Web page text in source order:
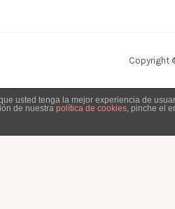
Copyright
usted tenga la mejor experiencia de
de nuestra política de cookies, pinche el